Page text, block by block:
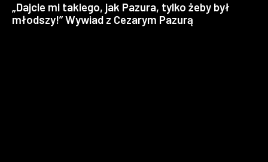
„Dajcie mi takiego, jak Pazura, tylko żeby był
młodszy!” Wywiad z Cezarym Pazurą